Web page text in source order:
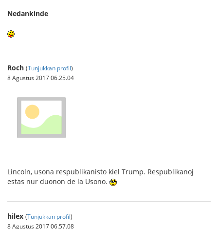
Nedankinde
Roch (Tunjukkan profil)
8 Agustus 2017 06.25.04
Lincoln, usona respublikanisto kiel Trump. Respublikanoj
estas nur duonon de la Usono.
hilex (Tunjukkan profil)
8 Agustus 2017 06.57.08